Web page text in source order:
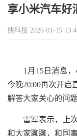
享小米汽车好
快科技 2026-01-15
1月15日消息，
今晚20:00再次开启
解答大家关心的问
雷军表示，上次
和大家聊聊，和同